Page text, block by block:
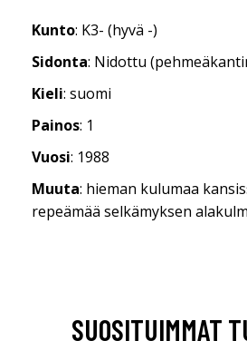
Kunto: K3- (hyvä -)
Sidonta: Nidottu
Kieli: suomi
Painos: 1
Vuosi: 1988
Muuta: hieman kulumaa
repeämää selkämyksen
SUOSITUIMMAT